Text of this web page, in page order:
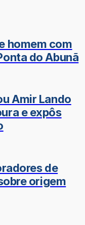
homem com
do Abunã
Amir Lando
e expôs
de
origem